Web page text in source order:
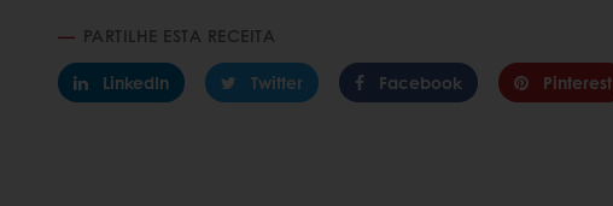
PARTILHE ESTA RECEITA
LinkedIn
Twitter Facebook Pinterest